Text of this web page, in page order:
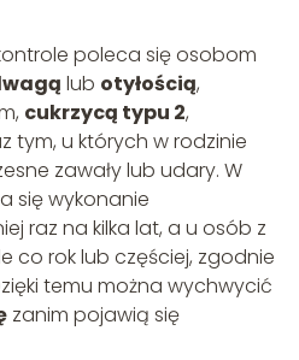
poleca się osobom
lub otyłością,
cukrzycą typu 2,
tym, u których w rodzinie
zawały lub udary. W
się wykonanie
raz na kilka lat, a u osób z
co rok lub częściej, zgodnie
temu można wychwycić
zanim pojawią się